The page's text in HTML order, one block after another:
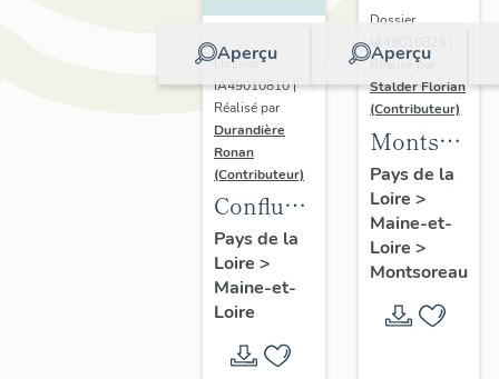
Aperçu
Dossier
IA49010810 |
Réalisé par
Durandière
Ronan
(Contributeur)
Confluence
Maine-
Loire :
présentation
l'opération
Pays de la
Loire >
Maine-et-
Loire
Aperçu
Dossier
IA49010823 |
Réalisé par
Stalder Florian
(Contributeur)
Montsoreau
:
de la
commune
Pays de la
Loire >
Maine-et-
Loire >
Montsoreau